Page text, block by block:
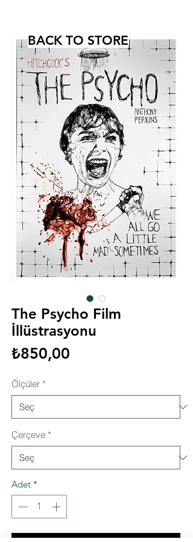
The Psycho Film
İllüstrasyonu
₺850,00
Ölçüler *
Çerçeve *
Adet *
BACK TO STORE